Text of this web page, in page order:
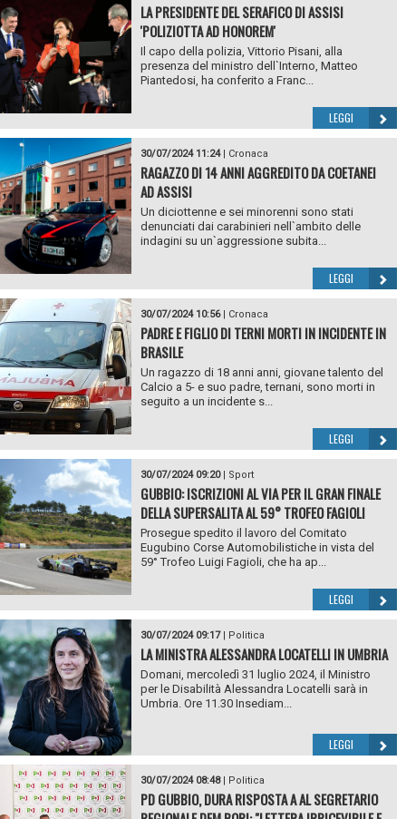
LA PRESIDENTE DEL SERAFICO DI ASSISI
'POLIZIOTTA AD HONOREM'
Il capo della polizia, Vittorio Pisani, alla
presenza del ministro dell`Interno, Matteo
Piantedosi, ha conferito a Franc...
LEGGI
30/07/2024 11:24| Cronaca
RAGAZZO DI 14 ANNI AGGREDITO DA COETANEI
AD ASSISI
Un diciottenne e sei minorenni sono stati
denunciati dai carabinieri nell`ambito delle
indagini su un`aggressione subita...
LEGGI
30/07/2024 10:56| Cronaca
PADRE E FIGLIO DI TERNI MORTI IN INCIDENTE IN
BRASILE
Un ragazzo di 18 anni anni, giovane talento del
Calcio a 5- e suo padre, ternani, sono morti in
seguito a un incidente s...
LEGGI
30/07/2024 09:20| Sport
GUBBIO: ISCRIZIONI AL VIA PER IL GRAN FINALE
DELLA SUPERSALITA AL 59° TROFEO FAGIOLI
Prosegue spedito il lavoro del Comitato
Eugubino Corse Automobilistiche in vista del
59° Trofeo Luigi Fagioli, che ha ap...
LEGGI
30/07/2024 09:17| Politica
LA MINISTRA ALESSANDRA LOCATELLI IN UMBRIA
Domani, mercoledì 31 luglio 2024, il Ministro
per le Disabilità Alessandra Locatelli sarà in
Umbria. Ore 11.30 Insediam...
LEGGI
30/07/2024 08:48| Politica
PD GUBBIO, DURA RISPOSTA A AL SEGRETARIO